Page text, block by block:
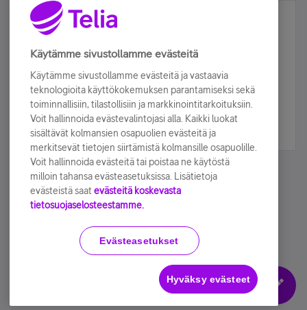
Älä jää paitsi – osallistu ja voita!
Tilaa Telian uutiskirje ja olet mukana arvonnassa.
sähköpostiisi.
Tilaa nyt
Käyttöehdot Accessibility statement
Evästeasetukset
Käytämme sivustollamme evästeitä
Käytämme sivustollamme evästeitä ja vastaavia
teknologioita käyttökokemuksen parantamiseksi sekä
toiminnallisiin, tilastollisiin ja markkinointitarkoituksiin.
Voit hallinnoida evästevalintojasi alla. Kaikki luokat
sisältävät kolmansien osapuolien evästeitä ja
merkitsevät tietojen siirtämistä kolmansille osapuolille.
Voit hallinnoida evästeitä tai poistaa ne käytöstä
milloin tahansa evästeasetuksissa. Lisätietoja
evästeistä saat evästeitä koskevasta
tietosuojaselosteestamme.
Evästeasetukset
Hyväksy evästeet